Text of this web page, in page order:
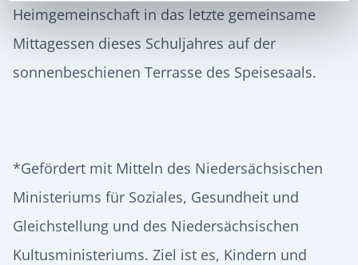
Heimgemeinschaft in das letzte gemeinsame
Mittagessen dieses Schuljahres auf der
sonnenbeschienen Terrasse des Speisesaals.
*Gefördert mit Mitteln des Niedersächsischen
Ministeriums für Soziales, Gesundheit und
Gleichstellung und des Niedersächsischen
Kultusministeriums. Ziel ist es, Kindern und